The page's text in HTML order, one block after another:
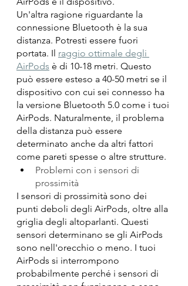
Un'altra ragione riguardante la
connessione Bluetooth è la sua
distanza. Potresti essere fuori
portata. Il raggio ottimale degli
AirPods è di 10-18 metri. Questo
può essere esteso a 40-50 metri se il
dispositivo con cui sei connesso ha
la versione Bluetooth 5.0 come i tuoi
AirPods. Naturalmente, il problema
della distanza può essere
determinato anche da altri fattori
come pareti spesse o altre strutture.
Problemi con i sensori di
prossimità
I sensori di prossimità sono dei
punti deboli degli AirPods, oltre alla
griglia degli altoparlanti. Questi
sensori determinano se gli AirPods
sono nell'orecchio o meno. I tuoi
AirPods si interrompono
probabilmente perché i sensori di